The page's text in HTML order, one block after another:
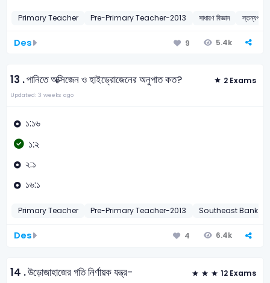
Primary Teacher Pre-Primary Teacher-2013 সাধারণ বিজ্ঞান
Des 9 5.4k
13 .পানিতে অক্সিজেন ও হাইড্রোজেনের অনুপাত কত? 2 Exams
Updated: 3 weeks ago
১:১৬
১:২
২:১
১৬:১
Primary Teacher Pre-Primary Teacher-2013 Southeast Bank
Des 4 6.4k
14 .উড়োজাহাজের গতি নির্ণায়ক যন্ত্র- 12 Exams